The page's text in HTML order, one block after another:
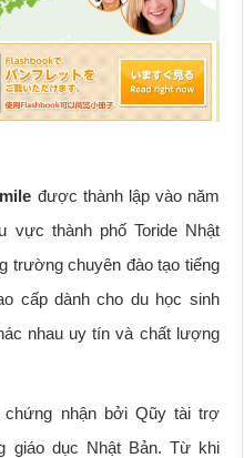
được thành lập vào năm
vực thành phố Toride Nhật
trường chuyên đào tạo tiếng
cấp dành cho du học sinh
nhau uy tín và chất lượng
nhận bởi Qũy tài trợ
giáo dục Nhật Bản. Từ khi